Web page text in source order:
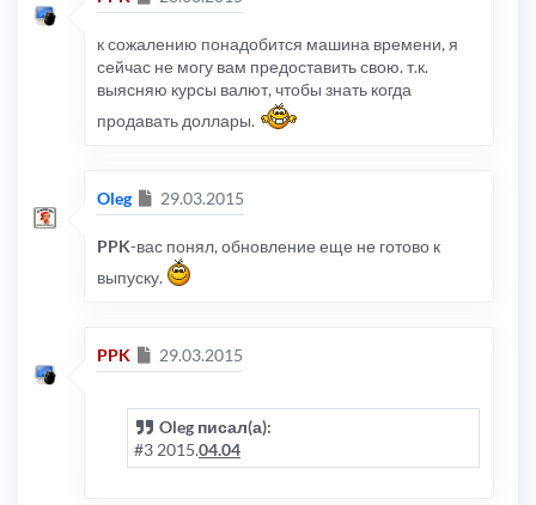
к сожалению понадобится машина времени, я
сейчас не могу вам предоставить свою. т.к.
выясняю курсы валют, чтобы знать когда
продавать доллары.
Oleg Сообщение
29.03.2015
PPK-вас понял, обновление еще не готово к
выпуску.
PPK Сообщение
29.03.2015
Oleg писал(а):
#3 2015.04.04